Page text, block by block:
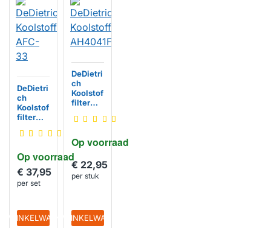
Op voorraad
DeDietri
ch
Koolstof
filter
€ 37,95
per set
WINKELWAGEN
Op voorraad
DeDietri
ch
Koolstof
filter
F1
€ 22,95
per stuk
IN WINKELWAGEN